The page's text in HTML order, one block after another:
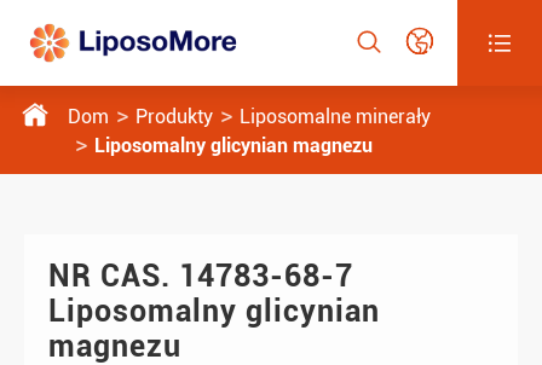
  
 Dom Produkty
Liposomalne minerały
Liposomalny glicynian magnezu
NR CAS. 14783-68-7
Liposomalny glicynian
magnezu